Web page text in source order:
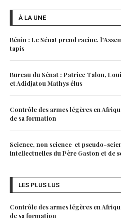
À LA UNE
Bénin : Le Sénat prend racine,
tapis
Bureau du Sénat : Patrice Talon,
et Adidjatou Mathys élus
Contrôle des armes légères en
de sa formation
Science, non science et pseudo-
intellectuelles du Père Gaston et de
LES PLUS LUS
Contrôle des armes légères en
de sa formation